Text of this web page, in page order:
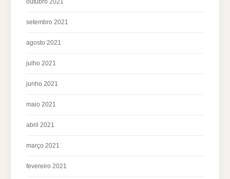
outubro 2021
setembro 2021
agosto 2021
julho 2021
junho 2021
maio 2021
abril 2021
março 2021
fevereiro 2021